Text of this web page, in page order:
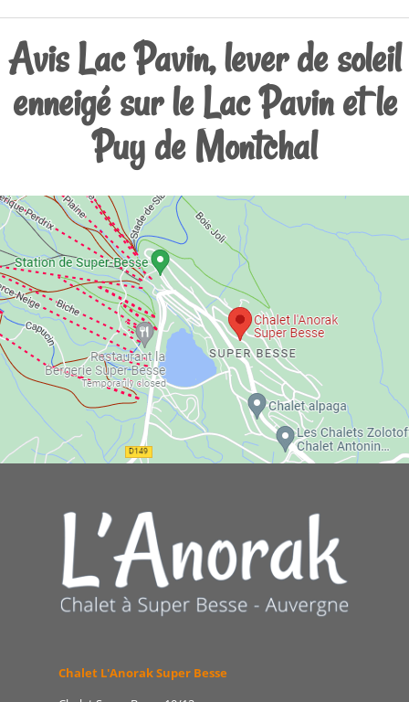
Avis Lac Pavin, lever de soleil
enneigé sur le Lac Pavin et le
Puy de Montchal
Chalet L'Anorak Super Besse